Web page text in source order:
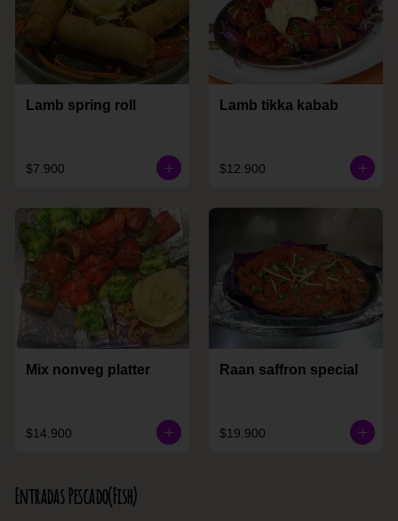
Lamb spring roll
$7.900
Lamb tikka kabab
$12.900
Mix nonveg platter
$14.900
Raan saffron special
$19.900
Entradas Pescado(Fish)